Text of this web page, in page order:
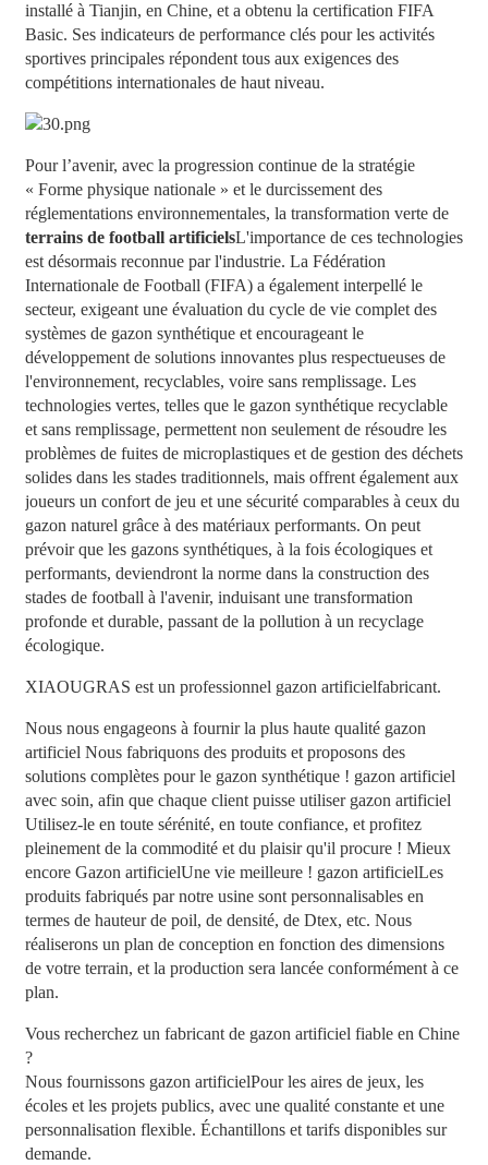
installé à Tianjin, en Chine, et a obtenu la certification FIFA
Basic. Ses indicateurs de performance clés pour les activités
sportives principales répondent tous aux exigences des
compétitions internationales de haut niveau.
Pour l’avenir, avec la progression continue de la stratégie
« Forme physique nationale » et le durcissement des
réglementations environnementales, la transformation verte de
terrains de football artificielsL'importance de ces technologies
est désormais reconnue par l'industrie. La Fédération
Internationale de Football (FIFA) a également interpellé le
secteur, exigeant une évaluation du cycle de vie complet des
systèmes de gazon synthétique et encourageant le
développement de solutions innovantes plus respectueuses de
l'environnement, recyclables, voire sans remplissage. Les
technologies vertes, telles que le gazon synthétique recyclable
et sans remplissage, permettent non seulement de résoudre les
problèmes de fuites de microplastiques et de gestion des déchets
solides dans les stades traditionnels, mais offrent également aux
joueurs un confort de jeu et une sécurité comparables à ceux du
gazon naturel grâce à des matériaux performants. On peut
prévoir que les gazons synthétiques, à la fois écologiques et
performants, deviendront la norme dans la construction des
stades de football à l'avenir, induisant une transformation
profonde et durable, passant de la pollution à un recyclage
écologique.
XIAOUGRAS est un professionnel gazon artificielfabricant.
Nous nous engageons à fournir la plus haute qualité gazon
artificiel Nous fabriquons des produits et proposons des
solutions complètes pour le gazon synthétique ! gazon artificiel
avec soin, afin que chaque client puisse utiliser gazon artificiel
Utilisez-le en toute sérénité, en toute confiance, et profitez
pleinement de la commodité et du plaisir qu'il procure ! Mieux
encore Gazon artificielUne vie meilleure ! gazon artificielLes
produits fabriqués par notre usine sont personnalisables en
termes de hauteur de poil, de densité, de Dtex, etc. Nous
réaliserons un plan de conception en fonction des dimensions
de votre terrain, et la production sera lancée conformément à ce
plan.
Vous recherchez un fabricant de gazon artificiel fiable en Chine
?
Nous fournissons gazon artificielPour les aires de jeux, les
écoles et les projets publics, avec une qualité constante et une
personnalisation flexible. Échantillons et tarifs disponibles sur
demande.